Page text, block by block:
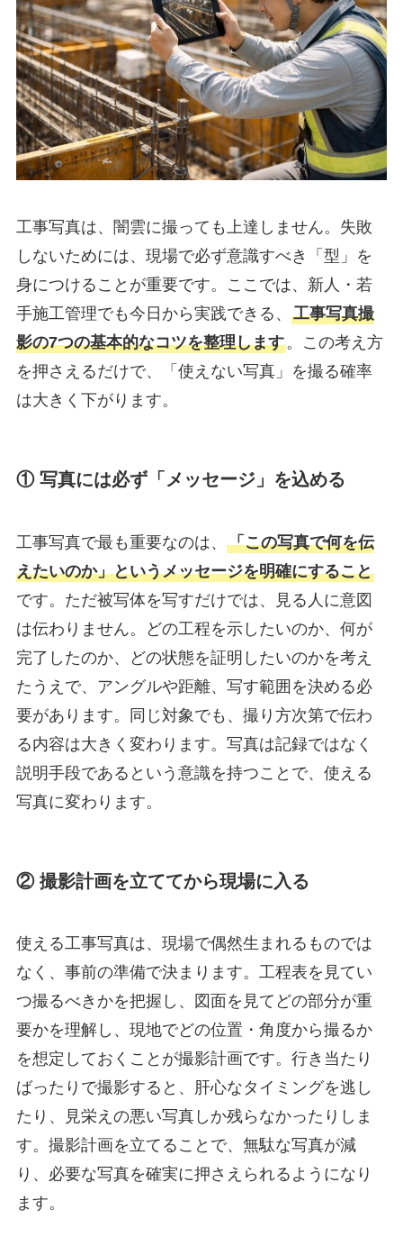
工事写真は、闇雲に撮っても上達しません。失敗
しないためには、現場で必ず意識すべき「型」を
身につけることが重要です。ここでは、新人・若
手施工管理でも今日から実践できる、 工事写真撮
影の7つの基本的なコツを整理します。この考え方
を押さえるだけで、「使えない写真」を撮る確率
は大きく下がります。
① 写真には必ず「メッセージ」を込める
工事写真で最も重要なのは、 「この写真で何を伝
えたいのか」というメッセージを明確にすること
です。ただ被写体を写すだけでは、見る人に意図
は伝わりません。どの工程を示したいのか、何が
完了したのか、どの状態を証明したいのかを考え
たうえで、アングルや距離、写す範囲を決める必
要があります。同じ対象でも、撮り方次第で伝わ
る内容は大きく変わります。写真は記録ではなく
説明手段であるという意識を持つことで、使える
写真に変わります。
② 撮影計画を立ててから現場に入る
使える工事写真は、現場で偶然生まれるものでは
なく、事前の準備で決まります。工程表を見てい
つ撮るべきかを把握し、図面を見てどの部分が重
要かを理解し、現地でどの位置・角度から撮るか
を想定しておくことが撮影計画です。行き当たり
ばったりで撮影すると、肝心なタイミングを逃し
たり、見栄えの悪い写真しか残らなかったりしま
す。撮影計画を立てることで、無駄な写真が減
り、必要な写真を確実に押さえられるようになり
ます。